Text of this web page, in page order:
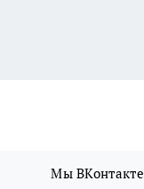
Мы ВКонтакте